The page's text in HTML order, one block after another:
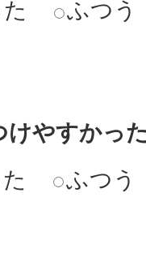
入者が出産
ふつう
けやすかっ
ふつう